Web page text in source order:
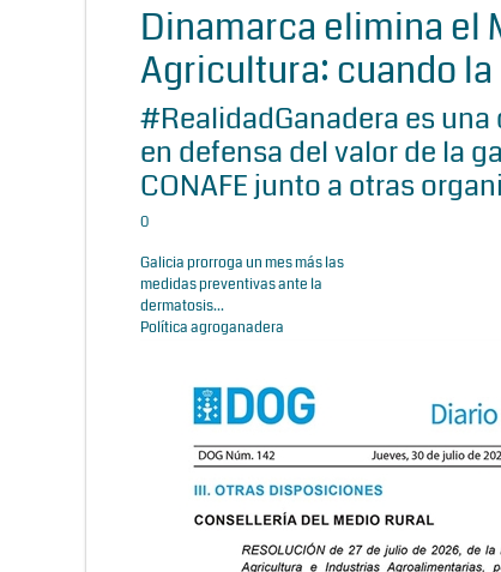
Dinamarca elimina el
Agricultura: cuando
#RealidadGanadera es
en defensa del valor de la
CONAFE junto a otras
0
Galicia prorroga un mes más las
medidas preventivas ante la
dermatosis...
Política agroganadera